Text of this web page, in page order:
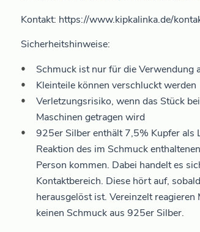
Kontakt: https://www.kipkalinka.de/
Sicherheitshinweise:
Schmuck ist nur für die Verwendung
Kleinteile können verschluckt werden
Verletzungsrisiko, wenn das Stück
Maschinen getragen wird
925er Silber enthält 7,5% Kupfer als
Reaktion des im Schmuck
Person kommen. Dabei handelt es
Kontaktbereich. Diese hört auf,
herausgelöst ist. Vereinzelt
keinen Schmuck aus 925er Silber.